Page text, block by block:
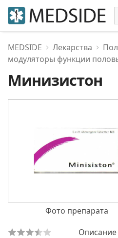
MEDSIDE Лекарства
модуляторы функции
Минизистон
Фото препарата
Описание